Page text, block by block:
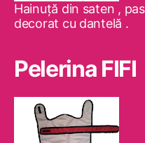
Hainuţă din saten ,
decorat cu dantelă .
Pelerina FIFI